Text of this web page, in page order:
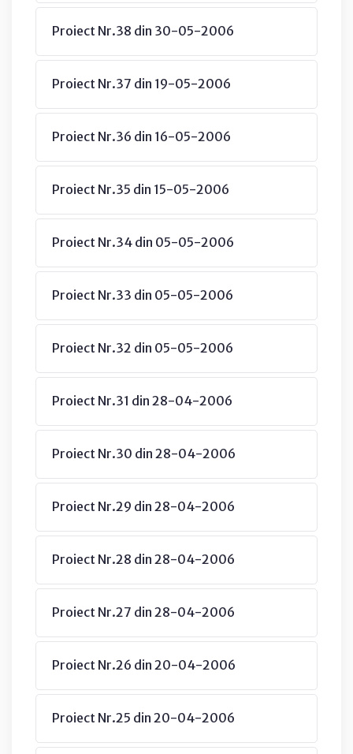
Proiect Nr.38 din 30-05-2006
Proiect Nr.37 din 19-05-2006
Proiect Nr.36 din 16-05-2006
Proiect Nr.35 din 15-05-2006
Proiect Nr.34 din 05-05-2006
Proiect Nr.33 din 05-05-2006
Proiect Nr.32 din 05-05-2006
Proiect Nr.31 din 28-04-2006
Proiect Nr.30 din 28-04-2006
Proiect Nr.29 din 28-04-2006
Proiect Nr.28 din 28-04-2006
Proiect Nr.27 din 28-04-2006
Proiect Nr.26 din 20-04-2006
Proiect Nr.25 din 20-04-2006